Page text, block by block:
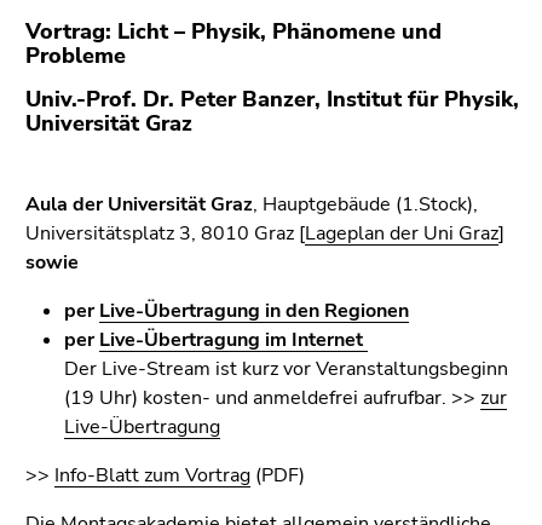
Sie diesen
Link.
Zum
1)
Zur
Positionsanzeige
2)
Zur
Hauptnavigation
(Zugriffstaste
Zu
den
Vortrag: Licht – Physik, Phänomene und
Probleme
Univ.-Prof. Dr. Peter Banzer, Institut für Physik,
Universität Graz
Aula der Universität Graz, Hauptgebäude (1.Stock),
Universitätsplatz 3, 8010 Graz [Lageplan der Uni Graz]
sowie
perLive-Übertragung in den Regionen
perLive-Übertragung im Internet
Der Live-Stream ist kurz vor Veranstaltungsbeginn
(19 Uhr) kosten- und anmeldefrei aufrufbar. >> zur
Live-Übertragung
>> Info-Blatt zum Vortrag (PDF)